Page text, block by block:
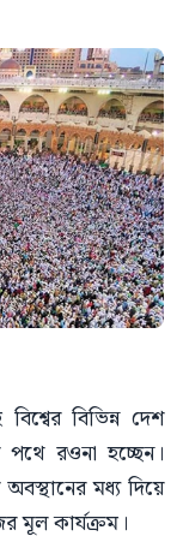
বিভিন্ন দেশ
রওনা হচ্ছেন।
মধ্য দিয়ে
মূল কার্যক্রম।